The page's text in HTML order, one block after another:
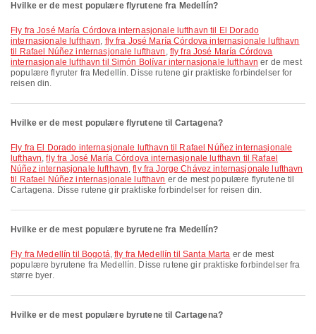
Hvilke er de mest populære flyrutene fra Medellín?
fly fra José María Córdova internasjonale lufthavn til El Dorado
internasjonale lufthavn, fly fra José María Córdova internasjonale lufthavn
til Rafael Núñez internasjonale lufthavn , fly fra José María Córdova
internasjonale lufthavn til Simón Bolívar internasjonale lufthavn er de mest
populære flyruter fra Medellín. Disse rutene gir praktiske forbindelser for
reisen din.
Hvilke er de mest populære flyrutene til Cartagena?
fly fra El Dorado internasjonale lufthavn til Rafael Núñez internasjonale
lufthavn,fly fra José María Córdova internasjonale lufthavn til Rafael
Núñez internasjonale lufthavn,fly fra Jorge Chávez internasjonale lufthavn
til Rafael Núñez internasjonale lufthavn er de mest populære flyrutene til
Cartagena. Disse rutene gir praktiske forbindelser for reisen din.
Hvilke er de mest populære byrutene fra Medellín?
fly fra Medellín til Bogotá,fly fra Medellín til Santa Marta er de mest
populære byrutene fra Medellín. Disse rutene gir praktiske forbindelser fra
større byer.
Hvilke er de mest populære byrutene til Cartagena?